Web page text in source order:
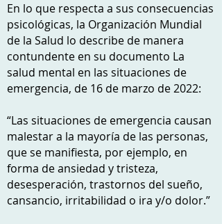
En lo que respecta a sus consecuencias
psicológicas, la Organización Mundial
de la Salud lo describe de manera
contundente en su documento La
salud mental en las situaciones de
emergencia, de 16 de marzo de 2022:
“Las situaciones de emergencia causan
malestar a la mayoría de las personas,
que se manifiesta, por ejemplo, en
forma de ansiedad y tristeza,
desesperación, trastornos del sueño,
cansancio, irritabilidad o ira y/o dolor.”